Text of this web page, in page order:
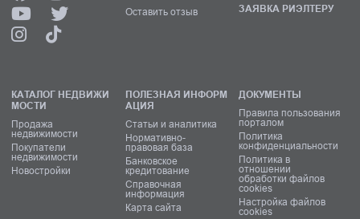
Оставить отзыв
ЗАЯВКА РИЭЛТЕРУ
КАТАЛОГ НЕДВИЖИ
МОСТИ
Продажа
недвижимости
Покупатели
недвижимости
Новостройки
ПОЛЕЗНАЯ ИНФОРМ
АЦИЯ
Статьи и аналитика
Нормативно-
правовая база
Банковское
кредитование
Справочная
информация
Карта сайта
ДОКУМЕНТЫ
Правила пользования
порталом
Политика
конфиденциальности
Политика в
отношении
обработки файлов
cookies
Настройка файлов
cookies